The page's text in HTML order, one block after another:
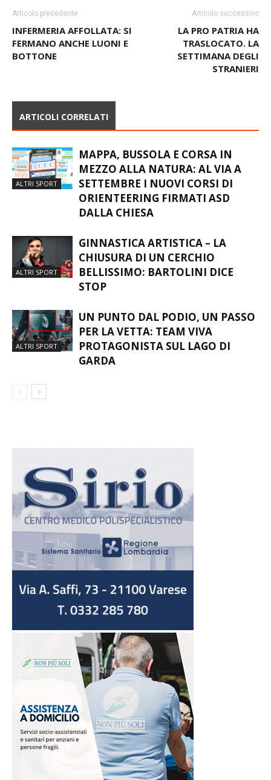
Articolo precedente
INFERMERIA AFFOLLATA: SI
FERMANO ANCHE LUONI E
BOTTONE
Articolo successivo
LA PRO PATRIA HA
TRASLOCATO. LA
SETTIMANA DEGLI
STRANIERI
ARTICOLI CORRELATI
ALTRI SPORT
MAPPA, BUSSOLA E CORSA IN
MEZZO ALLA NATURA: AL VIA A
SETTEMBRE I NUOVI CORSI DI
ORIENTEERING FIRMATI ASD
DALLA CHIESA
ALTRI SPORT
GINNASTICA ARTISTICA – LA
CHIUSURA DI UN CERCHIO
BELLISSIMO: BARTOLINI DICE
STOP
ALTRI SPORT
UN PUNTO DAL PODIO, UN PASSO
PER LA VETTA: TEAM VIVA
PROTAGONISTA SUL LAGO DI
GARDA